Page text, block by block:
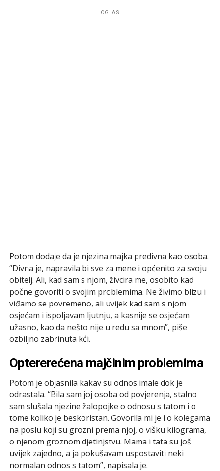
OGLAS
Potom dodaje da je njezina majka predivna kao osoba.
“Divna je, napravila bi sve za mene i općenito za svoju
obitelj. Ali, kad sam s njom, živcira me, osobito kad
počne govoriti o svojim problemima. Ne živimo blizu i
viđamo se povremeno, ali uvijek kad sam s njom
osjećam i ispoljavam ljutnju, a kasnije se osjećam
užasno, kao da nešto nije u redu sa mnom”, piše
ozbiljno zabrinuta kći.
Optererećena majčinim problemima
Potom je objasnila kakav su odnos imale dok je
odrastala. “Bila sam joj osoba od povjerenja, stalno
sam slušala njezine žalopojke o odnosu s tatom i o
tome koliko je beskoristan. Govorila mi je i o kolegama
na poslu koji su grozni prema njoj, o višku kilograma,
o njenom groznom djetinjstvu. Mama i tata su još
uvijek zajedno, a ja pokušavam uspostaviti neki
normalan odnos s tatom”, napisala je.